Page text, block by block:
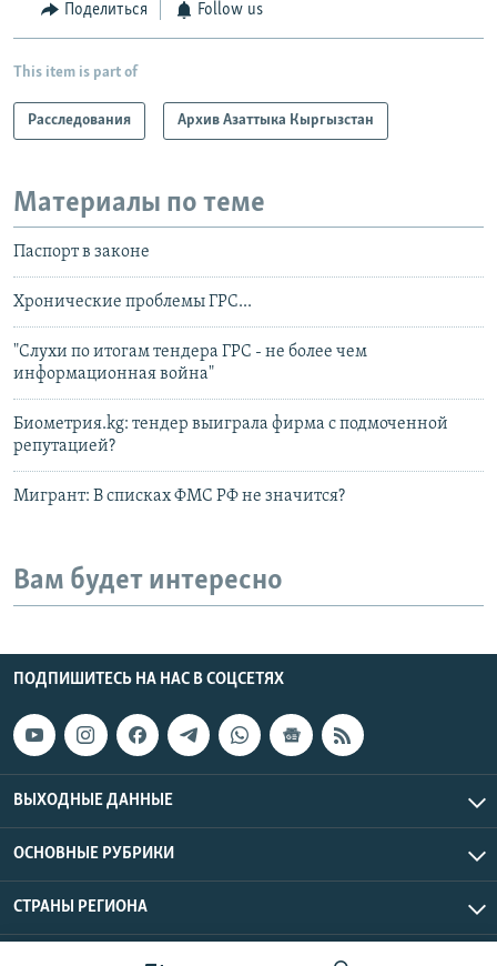
Поделиться Follow us
This item is part of
Расследования Архив Азаттыка Кыргызстан
Материалы по теме
Паспорт в законе
Хронические проблемы ГРС...
"Слухи по итогам тендера ГРС - не более чем
информационная война"
Биометрия.kg: тендер выиграла фирма с подмоченной
репутацией?
Мигрант: В списках ФМС РФ не значится?
Вам будет интересно
ПОДПИШИТЕСЬ НА НАС В СОЦСЕТЯХ
ВЫХОДНЫЕ ДАННЫЕ
ОСНОВНЫЕ РУБРИКИ
СТРАНЫ РЕГИОНА